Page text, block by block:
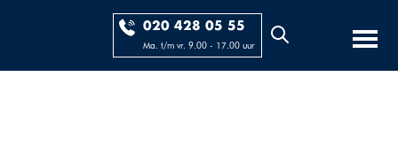
020 428 05 55
Ma. t/m vr. 9.00 - 17.00 uur